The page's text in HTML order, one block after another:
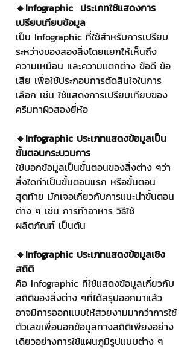
🔸Infographic  ประเภทใช้แสดงการ
เปรียบเทียบข้อมูล
เป็น Infographic ที่ใช้สำหรับการเปรียบ
ระหว่างของสองสิ่งโดยแยกให้เห็นถึง
ความเหมือน และความแตกต่าง ข้อดี ข้อ
เสีย เพื่อใช้ประกอบการตัดสินใจในการ
เลือก เช่น ใช้แสดงการเปรียบเทียบของ
ครีมทาผิวสองยี่ห้อ
🔸Infographic ประเภทแสดงข้อมูลเป็น
ขั้นตอนกระบวนการ
ใช้บอกข้อมูลเป็นขั้นตอนของสิ่งต่าง ๆว่า
สิ่งใดทำเป็นขั้นตอนแรก หรือขั้นตอน
สุดท้าย มักเจอเกี่ยวกับการแนะนำขั้นตอน
ต่าง ๆ เช่น การทำอาหาร วิธีใช้
ผลิตภัณฑ์ เป็นต้น
🔸Infographic ประเภทแสดงข้อมูลเชิง
สถิติ
คือ Infographic ที่ใช้แสดงข้อมูลเกี่ยวกับ
สถิติของสิ่งต่าง ๆที่ได้สรุปออกมาแล้ว
อาจมีการออกแบบให้สวยงามมากว่าการใช้
ตัวเลขเพื่อบอกข้อมูลทางสถิติเพียงอย่าง
เดียวอย่างการใช้แผนภูมิรูปแบบต่าง ๆ